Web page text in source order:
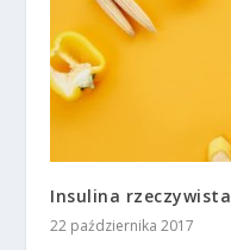
Insulina rzeczywista
22 października 2017